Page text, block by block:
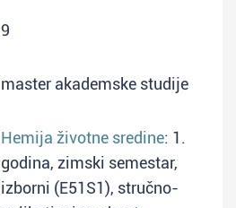
9
master akademske studije
Hemija životne sredine: 1.
godina, zimski semestar,
izborni (E51S1), stručno-